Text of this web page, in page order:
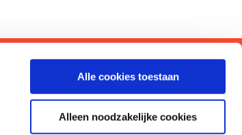
Alle cookies toestaan
Alleen noodzakelijke cookies